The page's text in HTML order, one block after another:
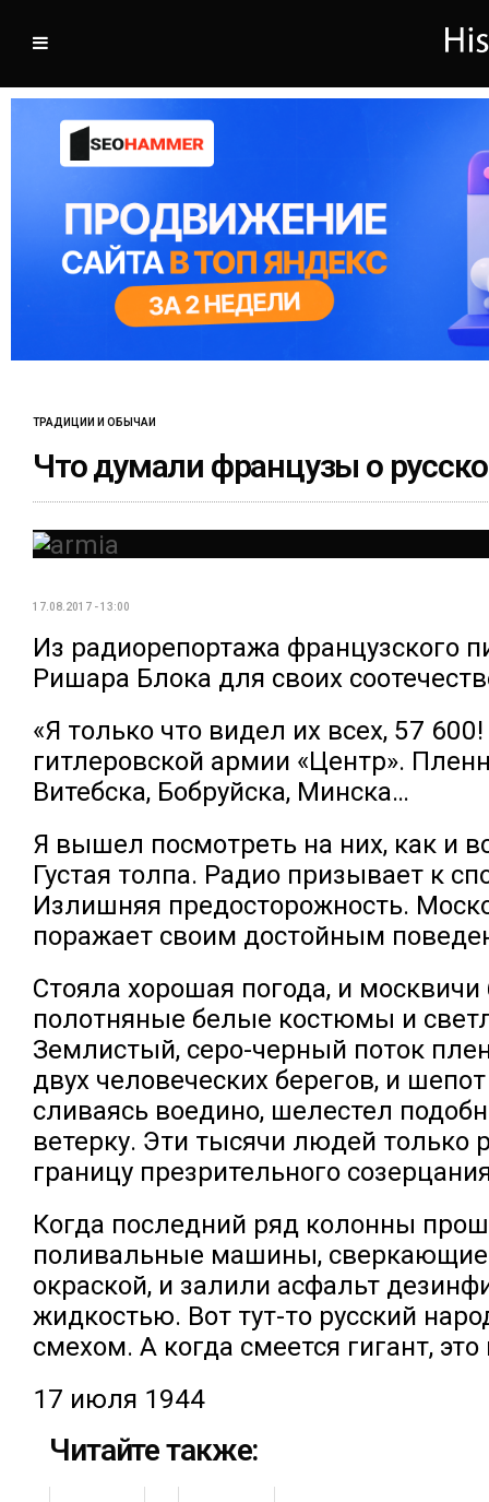
ТРАДИЦИИ И ОБЫЧАИ
Что думали французы о
17.08.2017 - 13:00
Из радиорепортажа французского
Ришара Блока для своих
«Я только что видел их всех, 57
гитлеровской армии «Центр».
Витебска, Бобруйска, Минска…
Я вышел посмотреть на них, как и
Густая толпа. Радио призывает к
Излишняя предосторожность.
поражает своим достойным
Стояла хорошая погода, и
полотняные белые костюмы и
Землистый, серо-черный поток
двух человеческих берегов, и
сливаясь воедино, шелестел
ветерку. Эти тысячи людей только
границу презрительного
Когда последний ряд колонны
поливальные машины, сверкающие
окраской, и залили асфальт
жидкостью. Вот тут-то русский
смехом. А когда смеется гигант, это
17 июля 1944
Читайте также: